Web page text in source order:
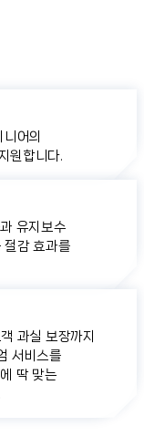
어의
원합니다.
유지보수
절감 효과를
과실 보장까지
서비스를
딱 맞는